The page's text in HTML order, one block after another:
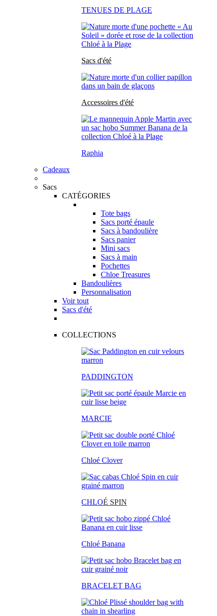
TENUES DE PLAGE
Sacs d'été
Accessoires d'été
Raphia
Cadeaux
Sacs
CATÉGORIES
Tote bags
Sacs porté épaule
Sacs à bandoulière
Sacs panier
Mini sacs
Sacs à main
Pochettes
Chloe Treasures
Bandoulières
Personnalisation
Voir tout
Sacs d'été
COLLECTIONS
PADDINGTON
MARCIE
Chloé Clover
CHLOÉ SPIN
Chloé Banana
BRACELET BAG